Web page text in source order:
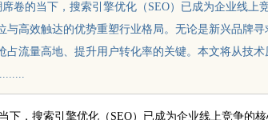
卷的当下，搜索引擎优化（SEO）已成为企业线上
与高效触达的优势重塑行业格局。无论是新兴品牌
占流量高地、提升用户转化率的关键。本文将从技
下，搜索引擎优化（SEO）已成为企业线上竞争的